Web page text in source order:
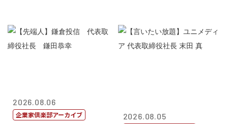
2026.08.06
企業家倶楽部アーカイブ 2026.08.05